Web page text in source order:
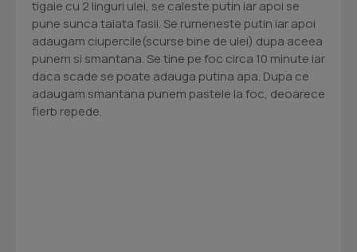
tigaie cu 2 linguri ulei, se caleste putin iar apoi se
pune sunca taiata fasii. Se rumeneste putin iar apoi
adaugam ciupercile(scurse bine de ulei) dupa aceea
punem si smantana. Se tine pe foc circa 10 minute iar
daca scade se poate adauga putina apa. Dupa ce
adaugam smantana punem pastele la foc, deoarece
fierb repede.